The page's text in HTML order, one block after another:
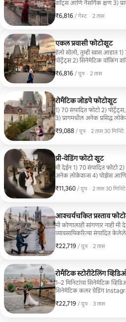
शॉट्स आणि नैसर्गिक क्षण 3)
रचना 6) इन्स्टाग्रामसाठी तयार केलेले संपादन कुठे?
₹6,816 / गेस्ट
₹6,816 प्रति गेस्ट
, · 2 तास
एकल प्रवासी फोटोशूट
हॅलो सोलो, तुम्ही खास आहात 1) 70 व्यावसायिकपणे संपादित सोलो
पोर्ट्रेट्स 2) सिनेमॅटिक वॉकिंग
इन्स्टाग्राम/रील्ससाठी व्हर्टिकल
₹6,816 / ग्रुप
₹6,816, प्रति ग्रुप
, · 2 तास
रोमँटिक जोडपे फोटोशूट
1) 70 संपादित फोटो 2)
3) प्रागमधील अनेक प्रसिद्ध
रिझोल्यूशनमध्ये डिलिव्हरी कुठे? चार्ल्स ब्रिज, ओल्ड टाऊन स्क्वेअर, प्राग
₹9,088 / ग्रुप
₹9,088, प्रति ग्रुप
, · 2 तास 30 मिनिटे
प्री-वेडिंग फोटो शूट
मी देईन 1) 70 संपादित फोटो 2) रोमँटिक पोर्ट्रेट्स आणि नैसर्गिक क्षण 3)
अनेक लोकेशन्स 4) पोझेस आणि
₹11,360 / ग्रुप
₹11,360, प्रति ग्रुप
, · 2 तास 30 मिनिटे
आश्चर्यचकित प्रस्ताव
मी कोणालाही सांगणार नाही मी देईन 1) गुप्त प्रस्ताव कॅप्चर 2) 70
व्यावसायिकरित्या संपादित
आणि निष्कपट भावना 6)
₹22,719 / ग्रुप
₹22,719, प्रति ग्रुप
, · 2 तास
रोमँटिक स्टोरीटेलिंग
1–2 मिनिटांचा सिनेमॅटिक व्हिडिओ रोमँटिक कथाकथन
सिनेमॅटिक कलर ग्रेडिंग Instagram/Reels साठी व्हर्टिकल टीझर
चार्ल्स ब्रिज, प्राग ट्राम,
₹22,719 / ग्रुप
₹22,719, प्रति ग्रुप
, · 3 तास